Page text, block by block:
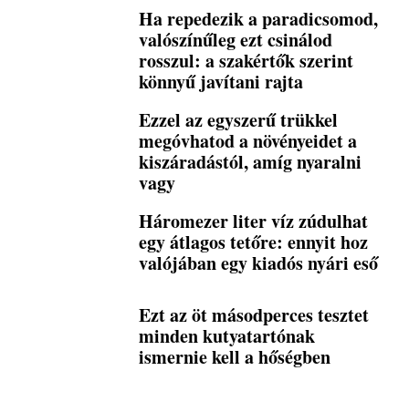
Ha repedezik a paradicsomod,
valószínűleg ezt csinálod
rosszul: a szakértők szerint
könnyű javítani rajta
Ezzel az egyszerű trükkel
megóvhatod a növényeidet a
kiszáradástól, amíg nyaralni
vagy
Háromezer liter víz zúdulhat
egy átlagos tetőre: ennyit hoz
valójában egy kiadós nyári eső
Ezt az öt másodperces tesztet
minden kutyatartónak
ismernie kell a hőségben